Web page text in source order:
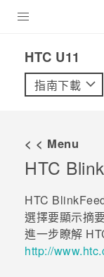
VIVE
優惠專區
焦點訊息
銷售門市
HTC U11‎
指南下載
< < Menu
HTC
HTC
選擇要顯示摘
進一步瞭解
http://